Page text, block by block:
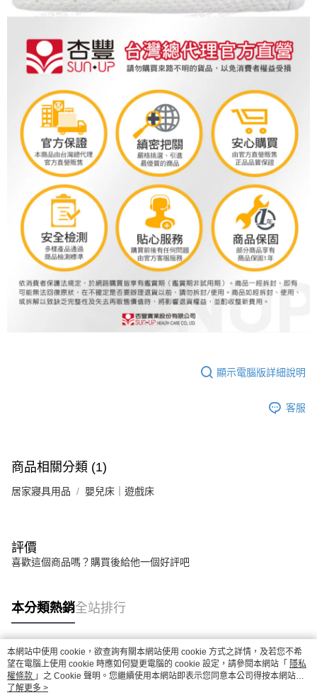
顯示電腦版詳細說明
客服
商品相關分類 (1)
居家寢具用品 嬰兒床｜遊戲床
評價
喜歡這個商品嗎？購買後給他一個好評吧
本分類熱銷全站排行
熱門標籤
本網站中使用 cookie，欲查詢有關本網站使用 cookie 方式之詳情，及若您不希
望在電腦上使用 cookie 時應如何變更電腦的 cookie 設定，請參閱本網站「 隱私
權條款 」之 Cookie 聲明。您繼續使用本網站即表示您同意本公司得按本網站使
用條款之 Cookie 聲明使用 cookie。
了解更多 >